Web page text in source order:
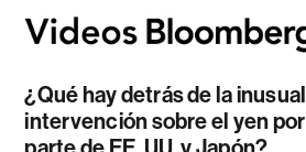
¿Qué hay detrás de la inusual
intervención sobre el yen por